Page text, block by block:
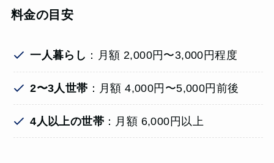
料金の目安
一人暮らし ：月額 2,000円〜3,000円程度
2〜3人世帯 ：月額 4,000円〜5,000円前後
4人以上の世帯 ：月額 6,000円以上